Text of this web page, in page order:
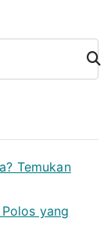
Cari
Temukan
yang